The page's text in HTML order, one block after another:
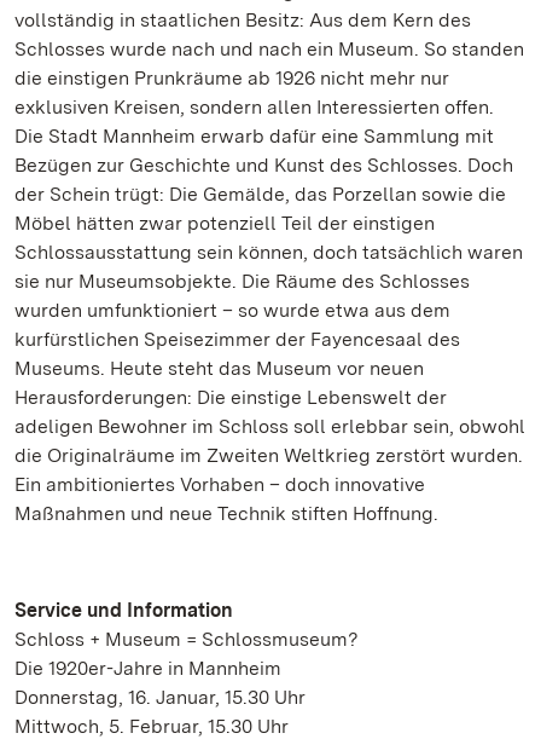
vollständig in staatlichen Besitz: Aus dem Kern des
Schlosses wurde nach und nach ein Museum. So standen
die einstigen Prunkräume ab 1926 nicht mehr nur
exklusiven Kreisen, sondern allen Interessierten offen.
Die Stadt Mannheim erwarb dafür eine Sammlung mit
Bezügen zur Geschichte und Kunst des Schlosses. Doch
der Schein trügt: Die Gemälde, das Porzellan sowie die
Möbel hätten zwar potenziell Teil der einstigen
Schlossausstattung sein können, doch tatsächlich waren
sie nur Museumsobjekte. Die Räume des Schlosses
wurden umfunktioniert – so wurde etwa aus dem
kurfürstlichen Speisezimmer der Fayencesaal des
Museums. Heute steht das Museum vor neuen
Herausforderungen: Die einstige Lebenswelt der
adeligen Bewohner im Schloss soll erlebbar sein, obwohl
die Originalräume im Zweiten Weltkrieg zerstört wurden.
Ein ambitioniertes Vorhaben – doch innovative
Maßnahmen und neue Technik stiften Hoffnung.
Service und Information
Schloss + Museum = Schlossmuseum?
Die 1920er-Jahre in Mannheim
Donnerstag, 16. Januar, 15.30 Uhr
Mittwoch, 5. Februar, 15.30 Uhr